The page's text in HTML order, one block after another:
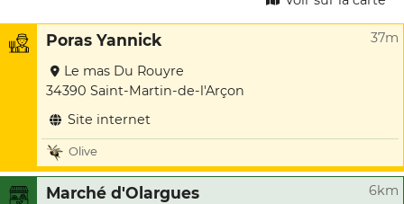
Poras Yannick 37m
Le mas Du Rouyre
34390 Saint-Martin-de-l'Arçon
Site internet
Olive
Marché d'Olargues 6km